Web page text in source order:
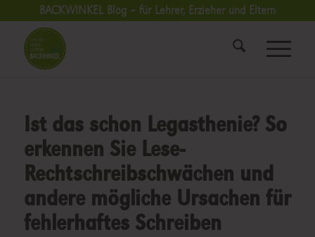
BACKWINKEL Blog – für Lehrer, Erzieher und Eltern
Ist das schon Legasthenie? So
erkennen Sie Lese-
Rechtschreibschwächen und
andere mögliche Ursachen für
fehlerhaftes Schreiben